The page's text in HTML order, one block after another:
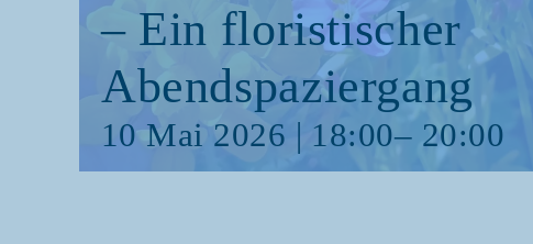
– Ein flo­ris­ti­scher
Abendspaziergang
10 Mai 2026 | 18:00– 20:00